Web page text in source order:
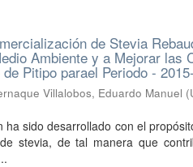
de Stevia
Ambiente y a Mejorar las
Pitipo parael Periodo -
Villalobos, Eduardo Manuel (
sido desarrollado con el
stevia, de tal manera que